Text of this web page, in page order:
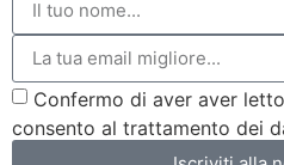
Confermo di aver aver
consento al trattamento dei